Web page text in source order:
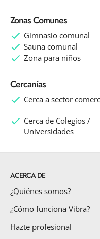
Zonas Comunes
Gimnasio comunal
Sauna comunal
Zona para niños
Cercanías
Cerca a sector
Cerca de Colegios /
Universidades
ACERCA DE
¿Quiénes somos?
¿Cómo funciona Vibra?
Hazte profesional